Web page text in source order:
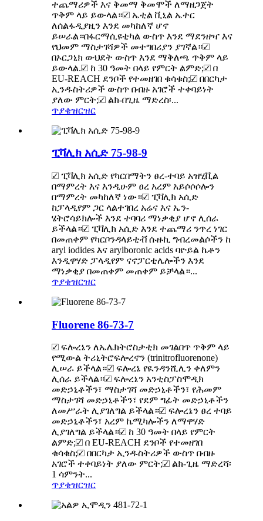
ተጨማሪዎች እና ቅመማ ቅመሞች ለማዘጋጀት
ጥቅም ላይ ይውላል።☑ ኤቲል ቪኒል ኤተር
ለሰልፋዲያዚን እንደ መካከለኛ ሆኖ
ይሠራል።በፋርማሲዩቲካል ውስጥ እንደ ማደንዘዣ እና
የህመም ማስታገሻዎች መተግበሪያን ያገኛል።☑
በኦርጋኒክ ውህደት ውስጥ እንደ ማቅለጫ ጥቅም ላይ
ይውላል.☑ ከ 30 ዓመት በላይ የምርት ልምድ;☑ በ
EU-REACH ደንቦች የተመዘገበ ቁሳቁስ;☑ በበርካታ
ኢንዱስትሪዎች ውስጥ በብዙ አገሮች ተቀባይነት
ያለው ምርት;☑ ልክ-በጊዜ ማድረስ፡...
ጥያቄዝርዝር
ፒቫሊክ አሲድ 75-98-9
☑ ፒቫሊክ አሲድ የካርበማትን ፀረ-ተባይ አዝሂቪል
በማምረት እና እንዲሁም ፀረ አረም አይሶሶሶሎን
በማምረት መካከለኛ ነው።☑ ፒቫሊክ አሲድ
ከፓላዲየም ጋር ላልተገበረ አሬና እና ኤን-
ሄትሮሳይክሎች እንደ ተባባሪ ማነቃቂያ ሆኖ ሊሰራ
ይችላል።☑ ፒቫሊክ አሲድ እንደ ተጨማሪ ንጥረ ነገር
በመጠቀም የካርቦንዳላይቲቭ ሱዙኪ ግብረመልሶችን ከ
aryl iodides እና arylboronic acids ባዮይል ኬቶን
እንዲዋሃድ ፓላዲየም ናኖፓርቲሌሎችን እንደ
ማነቃቂያ በመጠቀም መጠቀም ይቻላል።...
ጥያቄዝርዝር
Fluorene 86-73-7
☑ ፍሎረኔን ለኤሌክትሮስታቲክ መገልበጥ ጥቅም ላይ
የሚውል ትሪኒትሮፍሎረኖን (trinitrofluorenone)
ሊሠራ ይችላል።☑ ፍሎረኔ የዪንዳንሺሊን ቀለምን
ሊሰራ ይችላል።☑ ፍሎረኔን አንቲስፓስሞዲክ
መድኃኒቶችን፣ ማስታገሻ መድኃኒቶችን፣ የሕመም
ማስታገሻ መድኃኒቶችን፣ የደም ግፊት መድኃኒቶችን
ለመሥራት ሊያገለግል ይችላል።☑ ፍሎረኔን ፀረ ተባይ
መድኃኒቶችን፣ አረም ኬሚካሎችን ለማዋሃድ
ሊያገለግል ይችላል።☑ ከ 30 ዓመት በላይ የምርት
ልምድ;☑ በ EU-REACH ደንቦች የተመዘገበ
ቁሳቁስ;☑ በበርካታ ኢንዱስትሪዎች ውስጥ በብዙ
አገሮች ተቀባይነት ያለው ምርት;☑ ልክ-ጊዜ ማድረሻ፡
1 ሳምንት...
ጥያቄዝርዝር